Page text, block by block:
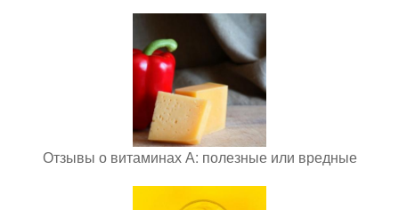
Отзывы о витаминах А: полезные или вредные